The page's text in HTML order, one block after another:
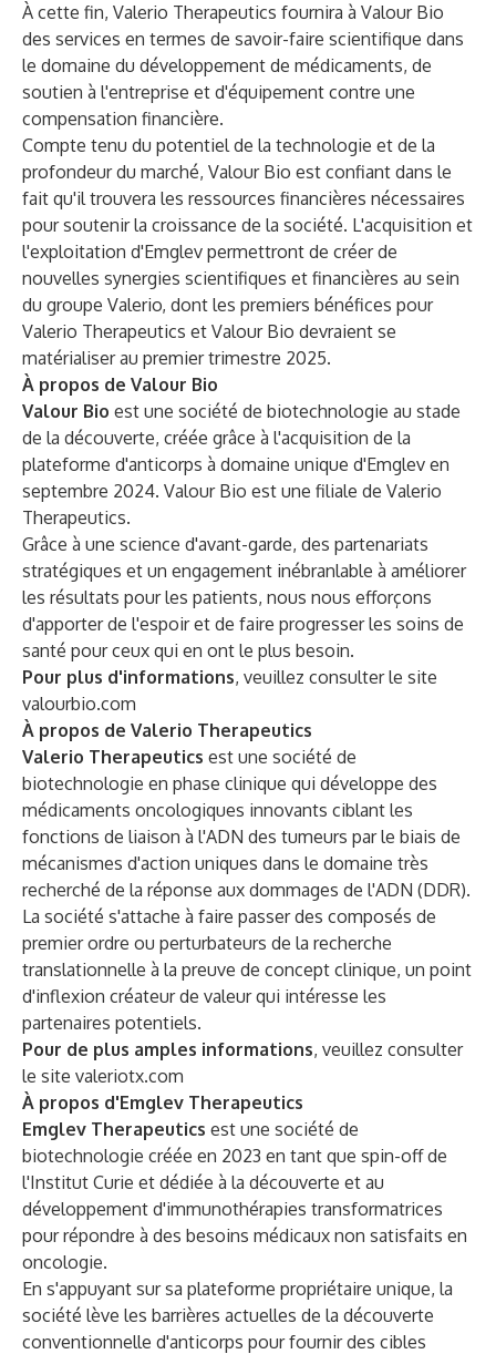
À cette fin, Valerio Therapeutics fournira à Valour Bio
des services en termes de savoir-faire scientifique dans
le domaine du développement de médicaments, de
soutien à l'entreprise et d'équipement contre une
compensation financière.
Compte tenu du potentiel de la technologie et de la
profondeur du marché, Valour Bio est confiant dans le
fait qu'il trouvera les ressources financières nécessaires
pour soutenir la croissance de la société. L'acquisition et
l'exploitation d'Emglev permettront de créer de
nouvelles synergies scientifiques et financières au sein
du groupe Valerio, dont les premiers bénéfices pour
Valerio Therapeutics et Valour Bio devraient se
matérialiser au premier trimestre 2025.
À propos de Valour Bio
Valour Bio est une société de biotechnologie au stade
de la découverte, créée grâce à l'acquisition de la
plateforme d'anticorps à domaine unique d'Emglev en
septembre 2024. Valour Bio est une filiale de Valerio
Therapeutics.
Grâce à une science d'avant-garde, des partenariats
stratégiques et un engagement inébranlable à améliorer
les résultats pour les patients, nous nous efforçons
d'apporter de l'espoir et de faire progresser les soins de
santé pour ceux qui en ont le plus besoin.
Pour plus d'informations, veuillez consulter le site
valourbio.com
À propos de Valerio Therapeutics
Valerio Therapeutics est une société de
biotechnologie en phase clinique qui développe des
médicaments oncologiques innovants ciblant les
fonctions de liaison à l'ADN des tumeurs par le biais de
mécanismes d'action uniques dans le domaine très
recherché de la réponse aux dommages de l'ADN (DDR).
La société s'attache à faire passer des composés de
premier ordre ou perturbateurs de la recherche
translationnelle à la preuve de concept clinique, un point
d'inflexion créateur de valeur qui intéresse les
partenaires potentiels.
Pour de plus amples informations, veuillez consulter
le site valeriotx.com
À propos d'Emglev Therapeutics
Emglev Therapeutics est une société de
biotechnologie créée en 2023 en tant que spin-off de
l'Institut Curie et dédiée à la découverte et au
développement d'immunothérapies transformatrices
pour répondre à des besoins médicaux non satisfaits en
oncologie.
En s'appuyant sur sa plateforme propriétaire unique, la
société lève les barrières actuelles de la découverte
conventionnelle d'anticorps pour fournir des cibles